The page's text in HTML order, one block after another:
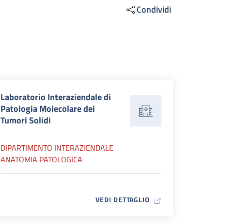
Condividi
Laboratorio Interaziendale di
Patologia Molecolare dei
Tumori Solidi
DIPARTIMENTO INTERAZIENDALE
ANATOMIA PATOLOGICA
VEDI DETTAGLIO MAP ICON